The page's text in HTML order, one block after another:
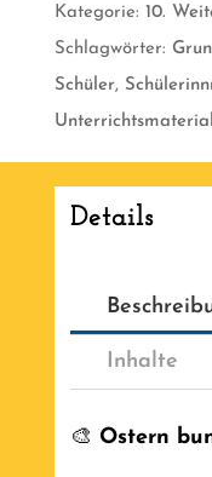
Ausmalbilder
für
die
Grundschule
[Digital]
Menge
Kategorie: 10.
Schlagwörter:
Schüler,
Unterrichtsmaterial
Details
Inhalte
🎨 Ostern